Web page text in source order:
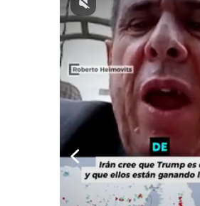
Fotogalerías
Condiciones